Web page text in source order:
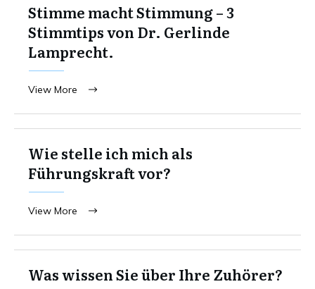
Stimme macht Stimmung – 3
Stimmtips von Dr. Gerlinde
Lamprecht.
View More
Wie stelle ich mich als
Führungskraft vor?
View More
Was wissen Sie über Ihre Zuhörer?